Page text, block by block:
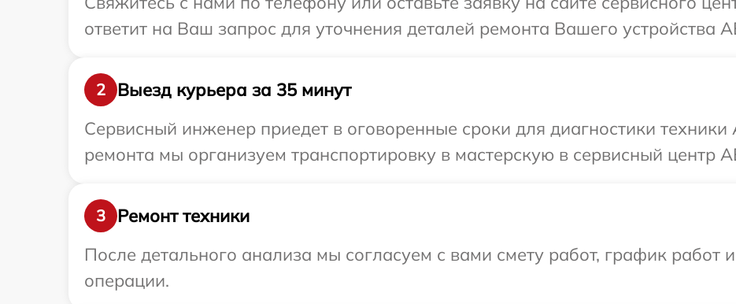
ответит на Ваш запрос для уточнения деталей ремонта Вашего устройства
2
Выезд курьера за 35 минут
Сервисный инженер приедет в оговоренные сроки для диагностики техники
ремонта мы организуем транспортировку в мастерскую в сервисный центр
3
Ремонт техники
После детального анализа мы согласуем с вами смету работ, график работ
операции.